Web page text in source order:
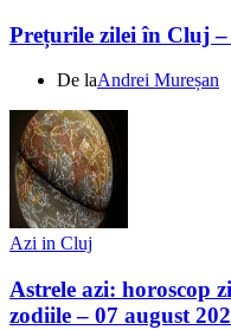
Prețurile zilei în Cluj –
De laAndrei Mureșan
Azi in Cluj
Astrele azi: horoscop
zodiile – 07 august